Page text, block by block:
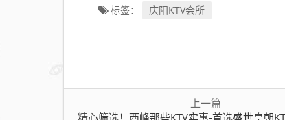
标签： 庆阳KTV会所
上一篇
精心筛选！西峰那些KTV实惠-首选盛世皇朝KTV会所消